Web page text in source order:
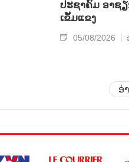
ປະຊາຄົມ ອາຊ
ເຂັ້ມແຂງ
05/08/2026
ອ່